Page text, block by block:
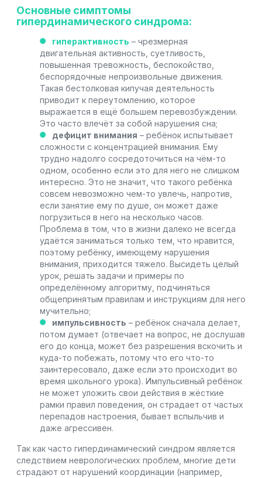
Основные симптомы
гипердинамического синдрома:
гиперактивность – чрезмерная
двигательная активность, суетливость,
повышенная тревожность, беспокойство,
беспорядочные непроизвольные движения.
Такая бестолковая кипучая деятельность
приводит к переутомлению, которое
выражается в ещё большем перевозбуждении.
Это часто влечёт за собой нарушения сна;
дефицит внимания – ребёнок испытывает
сложности с концентрацией внимания. Ему
трудно надолго сосредоточиться на чём-то
одном, особенно если это для него не слишком
интересно. Это не значит, что такого ребёнка
совсем невозможно чем-то увлечь, напротив,
если занятие ему по душе, он может даже
погрузиться в него на несколько часов.
Проблема в том, что в жизни далеко не всегда
удаётся заниматься только тем, что нравится,
поэтому ребёнку, имеющему нарушения
внимания, приходится тяжело. Высидеть целый
урок, решать задачи и примеры по
определённому алгоритму, подчиняться
общепринятым правилам и инструкциям для него
мучительно;
импульсивность – ребёнок сначала делает,
потом думает (отвечает на вопрос, не дослушав
его до конца, может без разрешения вскочить и
куда-то побежать, потому что его что-то
заинтересовало, даже если это происходит во
время школьного урока). Импульсивный ребёнок
не может уложить свои действия в жёсткие
рамки правил поведения, он страдает от частых
перепадов настроения, бывает вспыльчив и
даже агрессивен.
Так как часто гипердинамический синдром является
следствием неврологических проблем, многие дети
страдают от нарушений координации (например,